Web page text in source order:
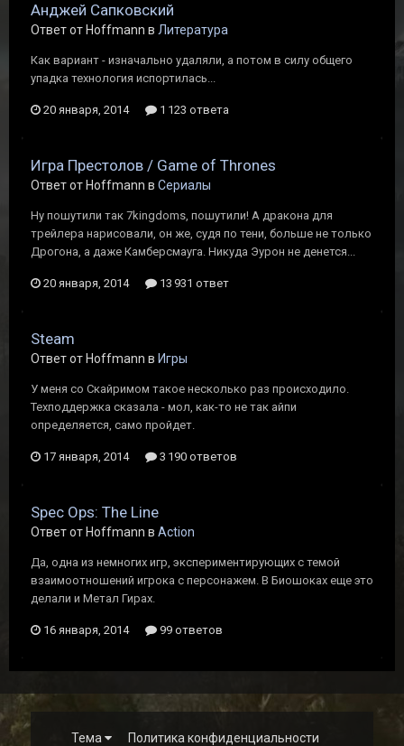
Анджей Сапковский
Ответ от Hoffmann в Литература
Как вариант - изначально удаляли, а потом в силу общего
упадка технология испортилась...
20 января, 2014 1 123 ответа
Игра Престолов / Game of Thrones
Ответ от Hoffmann в Сериалы
Ну пошутили так 7kingdoms, пошутили! А дракона для
трейлера нарисовали, он же, судя по тени, больше не только
Дрогона, а даже Камберсмауга. Никуда Эурон не денется...
20 января, 2014 13 931 ответ
Steam
Ответ от Hoffmann в Игры
У меня со Скайримом такое несколько раз происходило.
Техподдержка сказала - мол, как-то не так айпи
определяется, само пройдет.
17 января, 2014 3 190 ответов
Spec Ops: The Line
Ответ от Hoffmann в Action
Да, одна из немногих игр, экспериментирующих с темой
взаимоотношений игрока с персонажем. В Биошоках еще это
делали и Метал Гирах.
16 января, 2014 99 ответов
Тема Политика конфиденциальности